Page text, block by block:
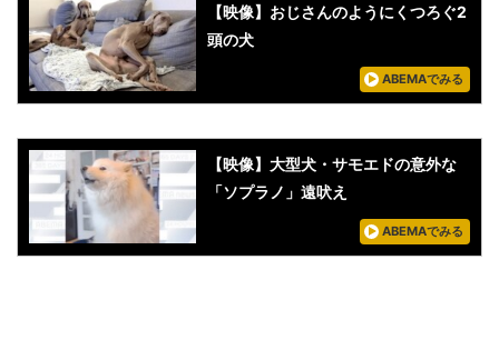
【映像】おじさんのようにくつろぐ2
頭の犬
ABEMAでみる
【映像】大型犬・サモエドの意外な
「ソプラノ」遠吠え
ABEMAでみる